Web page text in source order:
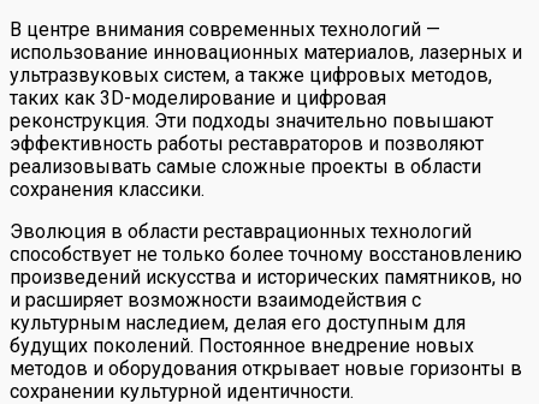
В центре внимания современных технологий —
использование инновационных материалов, лазерных и
ультразвуковых систем, а также цифровых методов,
таких как 3D-моделирование и цифровая
реконструкция. Эти подходы значительно повышают
эффективность работы реставраторов и позволяют
реализовывать самые сложные проекты в области
сохранения классики.
Эволюция в области реставрационных технологий
способствует не только более точному восстановлению
произведений искусства и исторических памятников, но
и расширяет возможности взаимодействия с
культурным наследием, делая его доступным для
будущих поколений. Постоянное внедрение новых
методов и оборудования открывает новые горизонты в
сохранении культурной идентичности.